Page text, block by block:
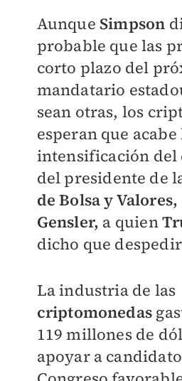
Aunque Simpson
probable que las
corto plazo del
mandatario
sean otras, los
esperan que acabe
intensificación del
del presidente de
de Bolsa y
Gensler, a quien
dicho que
La industria de las
criptomonedas
119 millones de
apoyar a